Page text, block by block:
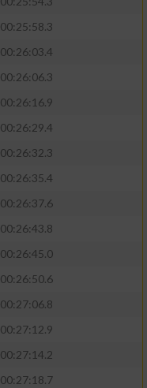
00:25:58.3
00:26:03.4
00:26:06.3
00:26:16.9
00:26:29.4
00:26:32.3
00:26:35.4
00:26:37.6
00:26:43.8
00:26:45.0
00:26:50.6
00:27:06.8
00:27:12.9
00:27:14.2
00:27:18.7